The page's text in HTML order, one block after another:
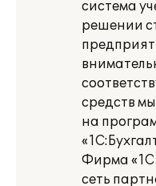
система
решении
средств
на
Фирма
сеть